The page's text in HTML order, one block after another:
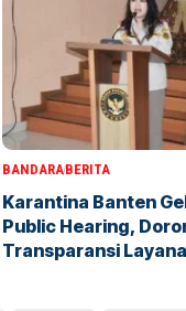
BANDARABERITA
Karantina Banten
Public Hearing,
Transparansi